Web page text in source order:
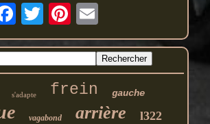
s'adapte frein gauche
vagabond arrière l322